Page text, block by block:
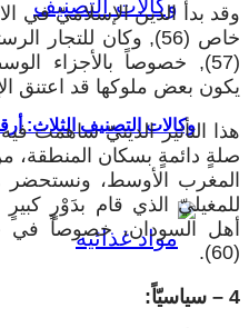
وكالات التصنيف الثلاث:
وقد بدأ الدين الإسلاميّ في
خاص (56), وكان
يكون بعض ملوكها قد اعتنق
هذا التأثير الدينيّ ساهمت
صلةٍ دائمةٍ بسكان المنطقة،
المغرب الأوسط، ونستحضر
للمغيليّ الذي قام بدَوْرٍ
أهل السودان، خصوصاً في
(60).
4 – سياسيّاً: